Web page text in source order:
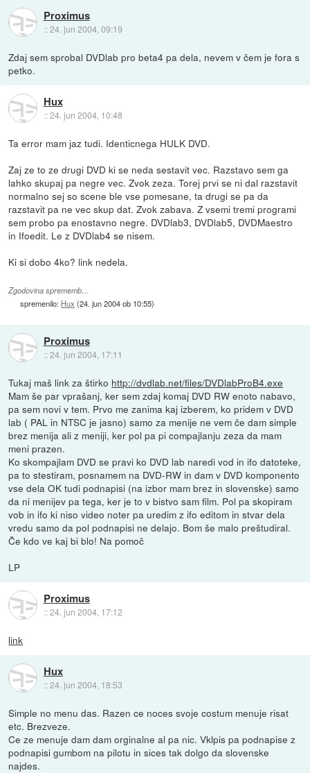
Proximus
::24. jun 2004, 09:19
Zdaj sem sprobal DVDlab pro beta4 pa dela, nevem v čem je fora s
petko.
Hux
::24. jun 2004, 10:48
Ta error mam jaz tudi. Identicnega HULK DVD.
Zaj ze to ze drugi DVD ki se neda sestavit vec. Razstavo sem ga
lahko skupaj pa negre vec. Zvok zeza. Torej prvi se ni dal razstavit
normalno sej so scene ble vse pomesane, ta drugi se pa da
razstavit pa ne vec skup dat. Zvok zabava. Z vsemi tremi programi
sem probo pa enostavno negre. DVDlab3, DVDlab5, DVDMaestro
in Ifoedit. Le z DVDlab4 se nisem.
Ki si dobo 4ko? link nedela.
Zgodovina sprememb…
spremenilo: Hux (24. jun 2004 ob 10:55)
Proximus
::24. jun 2004, 17:11
Tukaj maš link za štirko http://dvdlab.net/files/DVDlabProB4.exe
Mam še par vprašanj, ker sem zdaj komaj DVD RW enoto nabavo,
pa sem novi v tem. Prvo me zanima kaj izberem, ko pridem v DVD
lab ( PAL in NTSC je jasno) samo za menije ne vem če dam simple
brez menija ali z meniji, ker pol pa pi compajlanju zeza da mam
meni prazen.
Ko skompajlam DVD se pravi ko DVD lab naredi vod in ifo datoteke,
pa to stestiram, posnamem na DVD-RW in dam v DVD komponento
vse dela OK tudi podnapisi (na izbor mam brez in slovenske) samo
da ni menijev pa tega, ker je to v bistvo sam film. Pol pa skopiram
vob in ifo ki niso video noter pa uredim z ifo editom in stvar dela
vredu samo da pol podnapisi ne delajo. Bom še malo preštudiral.
Če kdo ve kaj bi blo! Na pomoč
LP
Proximus
::24. jun 2004, 17:12
link
Hux
::24. jun 2004, 18:53
Simple no menu das. Razen ce noces svoje costum menuje risat
etc. Brezveze.
Ce ze menuje dam dam orginalne al pa nic. Vklpis pa podnapise z
podnapisi gumbom na pilotu in sices tak dolgo da slovenske
najdes.